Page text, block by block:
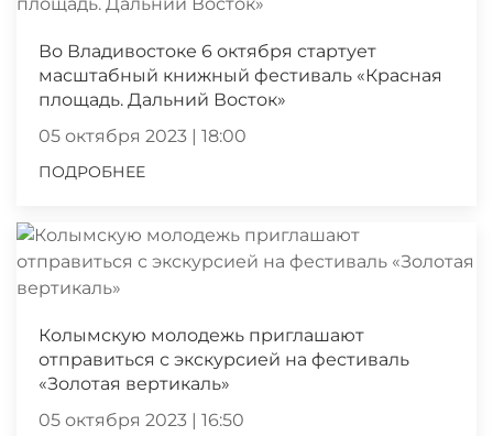
Во Владивостоке 6 октября стартует
масштабный книжный фестиваль «Красная
площадь. Дальний Восток»
05 октября 2023 | 18:00
ПОДРОБНЕЕ
Колымскую молодежь приглашают
отправиться с экскурсией на фестиваль
«Золотая вертикаль»
05 октября 2023 | 16:50